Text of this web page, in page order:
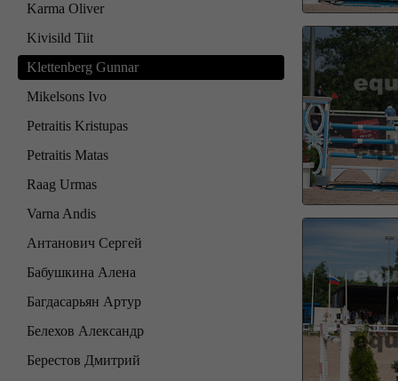
Karma Oliver
Kivisild Tiit
Klettenberg Gunnar
Mikelsons Ivo
Petraitis Kristupas
Petraitis Matas
Raag Urmas
Varna Andis
Антанович Сергей
Бабушкина Алена
Багдасарьян Артур
Белехов Александр
Берестов Дмитрий